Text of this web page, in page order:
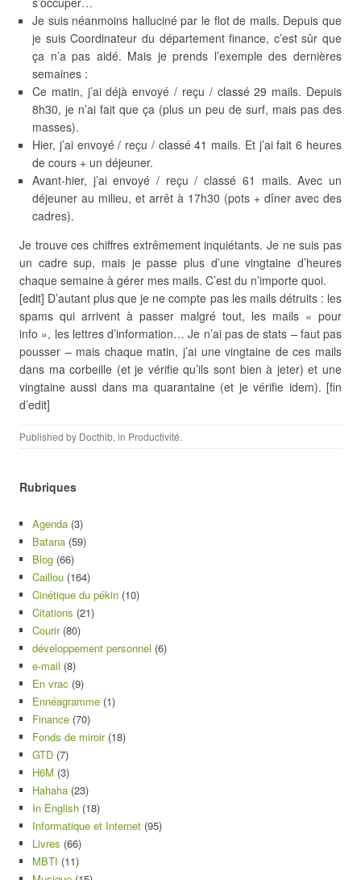
Je suis néanmoins halluciné par le flot de mails. Depuis que
je suis Coordinateur du département finance, c’est sûr que
ça n’a pas aidé. Mais je prends l’exemple des dernières
semaines :
Ce matin, j’ai déjà envoyé / reçu / classé 29 mails. Depuis
8h30, je n’ai fait que ça (plus un peu de surf, mais pas des
masses).
Hier, j’ai envoyé / reçu / classé 41 mails. Et j’ai fait 6 heures
de cours + un déjeuner.
Avant-hier, j’ai envoyé / reçu / classé 61 mails. Avec un
déjeuner au milieu, et arrêt à 17h30 (pots + dîner avec des
cadres).
Je trouve ces chiffres extrêmement inquiétants. Je ne suis pas
un cadre sup, mais je passe plus d’une vingtaine d’heures
chaque semaine à gérer mes mails. C’est du n’importe quoi.
[edit] D’autant plus que je ne compte pas les mails détruits : les
spams qui arrivent à passer malgré tout, les mails « pour
info », les lettres d’information… Je n’ai pas de stats – faut pas
pousser – mais chaque matin, j’ai une vingtaine de ces mails
dans ma corbeille (et je vérifie qu’ils sont bien à jeter) et une
vingtaine aussi dans ma quarantaine (et je vérifie idem). [fin
d’edit]
Published by Docthib, in Productivité.
Rubriques
Agenda (3)
Batana (59)
Blog (66)
Caillou (164)
Cinétique du pékin (10)
Citations (21)
Courir(80)
développement personnel (6)
e-mail (8)
En vrac (9)
Ennéagramme (1)
Finance (70)
Fonds de miroir(18)
GTD (7)
H6M (3)
Hahaha (23)
In English (18)
Informatique et Internet (95)
Livres (66)
MBTI (11)